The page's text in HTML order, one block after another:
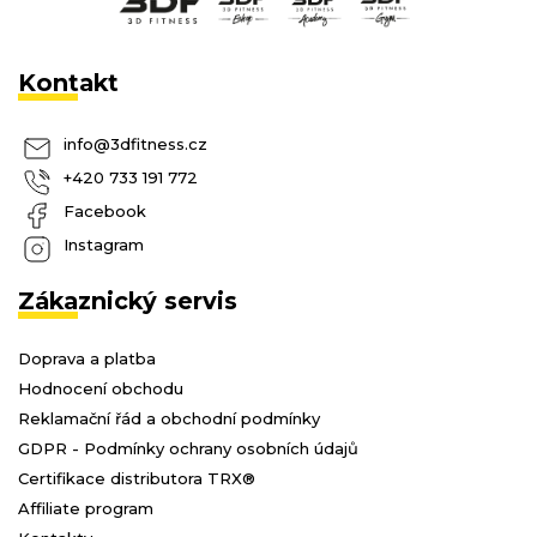
Kontakt
info@3dfitness.cz
+420 733 191 772
Facebook
Instagram
Zákaznický servis
Doprava a platba
Hodnocení obchodu
Reklamační řád a obchodní podmínky
GDPR - Podmínky ochrany osobních údajů
Certifikace distributora TRX®
Affiliate program